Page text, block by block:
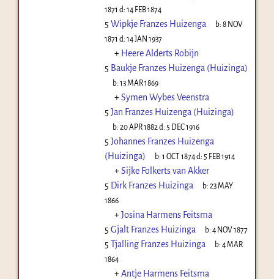
1871 d: 14 FEB 1874
5 Wipkje Franzes Huizenga b:8 NOV
1871 d: 14 JAN 1937
+ Heere Alderts Robijn
5 Baukje Franzes Huizenga (Huizinga)
b:13 MAR 1869
+Symen Wybes Veenstra
5 Jan Franzes Huizenga (Huizinga)
b:20 APR 1882 d: 5 DEC 1916
5 Johannes Franzes Huizenga
(Huizinga)
b:1 OCT 1874d: 5 FEB 1914
+Sijke Folkerts van Akker
5 Dirk Franzes Huizinga b:23 MAY
1866
+Josina Harmens Feitsma
5 Gjalt Franzes Huizinga b:4 NOV 1877
5 Tjalling Franzes Huizinga b:4 MAR
1864
+Antje Harmens Feitsma